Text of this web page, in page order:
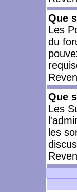
Que
Les
du
Que
Les
les